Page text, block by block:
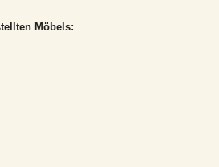
Möbels: